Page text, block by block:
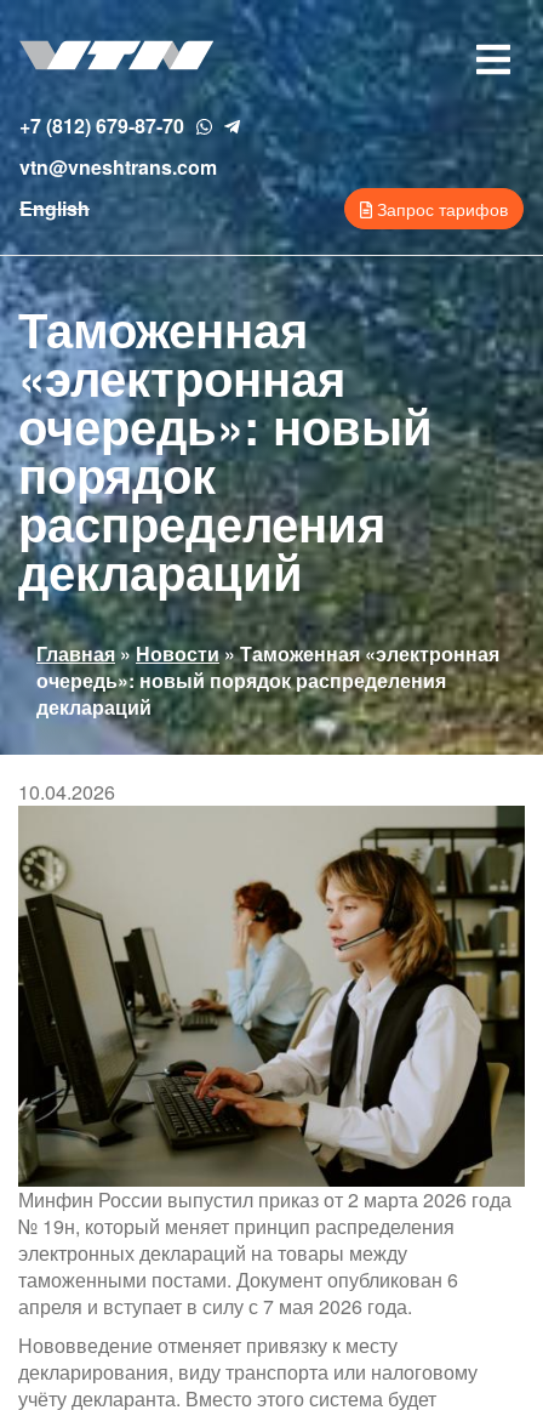
к
основному
содержанию
Toggle
+7 (812) 679-87-70
vtn@vneshtrans.com
English
Запрос тарифов
Таможенная
«электронная
очередь»: новый
порядок
распределения
деклараций
Вы
здесь
Главная» Новости»Таможенная «электронная
очередь»: новый порядок распределения
деклараций
10.04.2026
Минфин России выпустил приказ от 2 марта 2026 года
№ 19н, который меняет принцип распределения
электронных деклараций на товары между
таможенными постами. Документ опубликован 6
апреля и вступает в силу с 7 мая 2026 года.
Нововведение отменяет привязку к месту
декларирования, виду транспорта или налоговому
учёту декларанта. Вместо этого система будет